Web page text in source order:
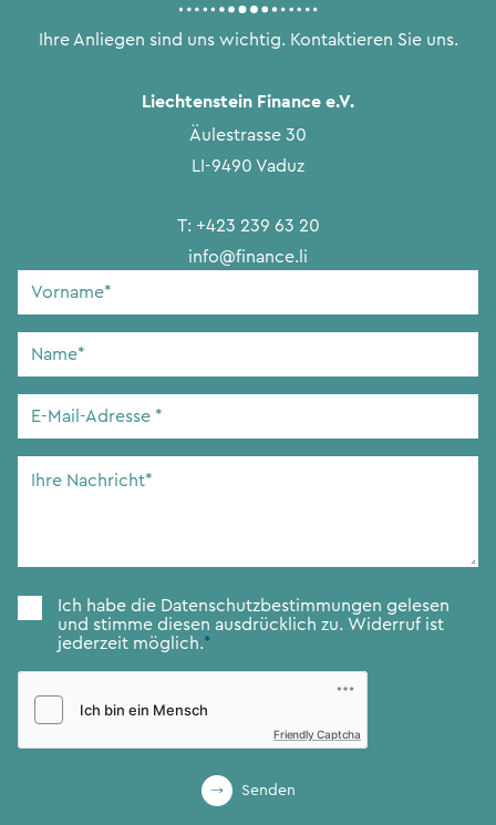
Ihre Anliegen sind uns wichtig. Kontaktieren Sie uns.
Liechtenstein Finance e.V.
Äulestrasse 30
LI-9490 Vaduz
T: +423 239 63 20
info@finance.li
Vorname
Name
E-
Adresse*
Ihre
Zustimmung*
Ich habe die Datenschutzbestimmungen gelesen
und stimme diesen ausdrücklich zu. Widerruf ist
jederzeit möglich.*
Friendly Captcha
Senden